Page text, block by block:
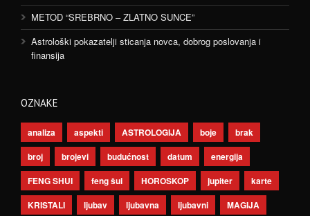
METOD “SREBRNO – ZLATNO SUNCE”
Astrološki pokazatelji sticanja novca, dobrog poslovanja i
finansija
OZNAKE
analiza aspekti ASTROLOGIJA boje
brak
broj
brojevi budućnost datum
energija
FENG SHUI
feng šui HOROSKOP jupiter
karte
KRISTALI
ljubav ljubavna ljubavni
MAGIJA